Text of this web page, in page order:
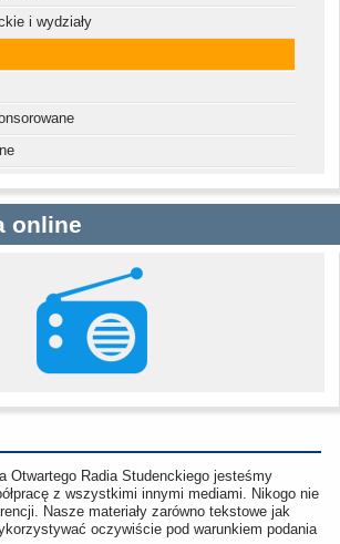
i wydziały
online
Otwartego Radia Studenckiego jesteśmy
z wszystkimi innymi mediami. Nikogo nie
Nasze materiały zarówno tekstowe jak
oczywiście pod warunkiem podania